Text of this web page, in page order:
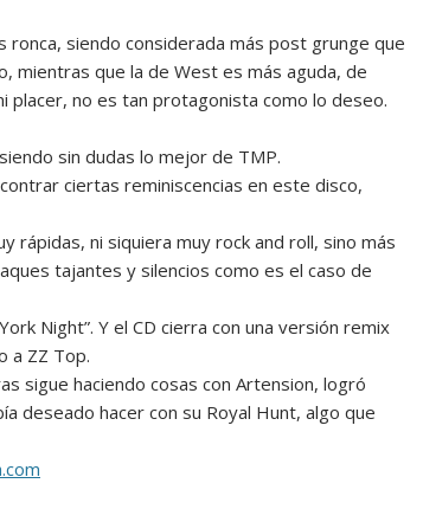
siendo considerada más post grunge que
mientras que la de West es más aguda, de
placer, no es tan protagonista como lo deseo.
sin dudas lo mejor de TMP.
ciertas reminiscencias en este disco,
rápidas, ni siquiera muy rock and roll, sino más
tajantes y silencios como es el caso de
Night”. Y el CD cierra con una versión remix
a ZZ Top.
sigue haciendo cosas con Artension, logró
deseado hacer con su Royal Hunt, algo que